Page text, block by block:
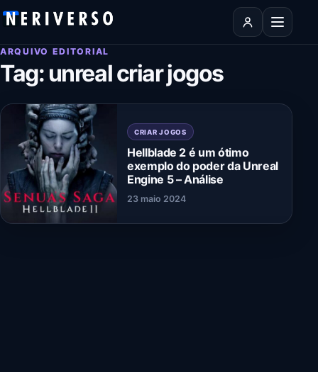
Pular para o conteúdo
Abrir
ARQUIVO EDITORIAL
Tag: unreal criar jogos
CRIAR JOGOS
Hellblade 2 é um ótimo
exemplo do poder da Unreal
Engine 5 – Análise
23 maio 2024